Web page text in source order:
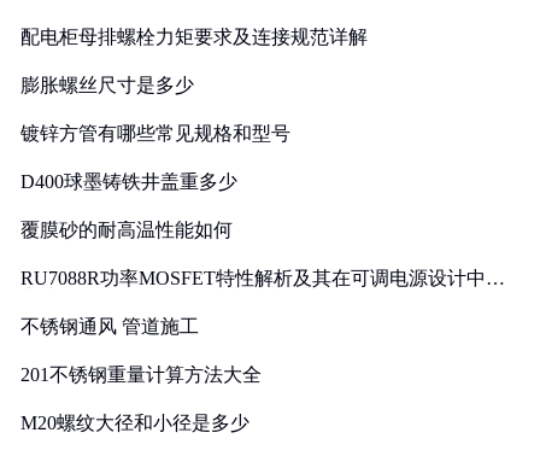
配电柜母排螺栓力矩要求及连接规范详解
膨胀螺丝尺寸是多少
镀锌方管有哪些常见规格和型号
D400球墨铸铁井盖重多少
覆膜砂的耐高温性能如何
RU7088R功率MOSFET特性解析及其在可调电源设计中的
不锈钢通风 管道施工
201不锈钢重量计算方法大全
M20螺纹大径和小径是多少